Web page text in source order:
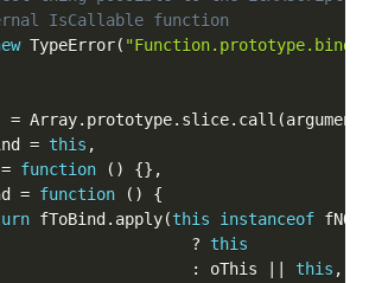
TypeError(
= Array. prototype. slice. call (
= this ,
= function ( ) {} ,
= function ( )
{
fToBind . apply(this instanceof fNOP
? this
:
oThis this ,